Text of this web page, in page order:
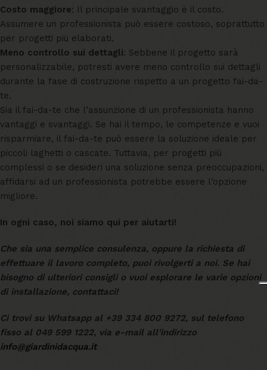
Costo maggiore: Il principale svantaggio è il costo.
Assumere un professionista può essere costoso, soprattutto
per progetti più elaborati.
Meno controllo sui dettagli: Sebbene il progetto sarà
personalizzabile, potresti avere meno controllo sui dettagli
durante la fase di costruzione rispetto a un progetto fai-da-
te.
Sia il fai-da-te che l’assunzione di un professionista hanno
vantaggi e svantaggi. Se hai il tempo, le competenze e vuoi
risparmiare, il fai-da-te può essere la soluzione ideale per
piccoli laghetti o cascate. Tuttavia, per progetti più
complessi o se desideri una soluzione senza preoccupazioni,
affidarsi ad un professionista potrebbe essere l’opzione
migliore.
In ogni caso, noi siamo qui per aiutarti!
Che sia una semplice consulenza, oppure la richiesta di
effettuare il lavoro completo, puoi rivolgerti a noi. Se hai
bisogno di ulteriori consigli o vuoi esplorare le varie opzioni
di installazione, contattaci!
Ci trovi su Whatsapp al +39 334 800 9272, sul telefono
fisso al 049 599 1222, via e-mail all’indirizzo
info@giardinidacqua.it